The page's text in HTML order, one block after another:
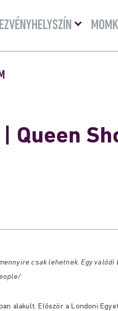
Menü
lenyitása
Queen
csak lehetnek. Egy valódi
alakult. Először a Londoni